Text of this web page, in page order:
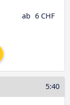
ab 6 CHF
5:40